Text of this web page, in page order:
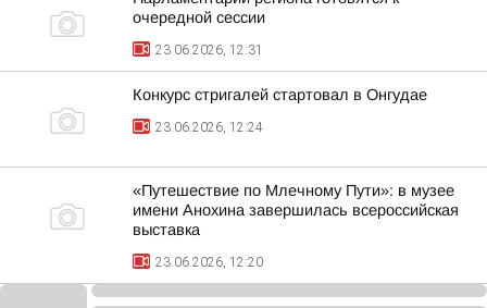
очередной сессии
23.06.2026, 12:31
Конкурс стригалей стартовал в Онгудае
23.06.2026, 12:24
«Путешествие по Млечному Пути»: в музее
имени Анохина завершилась всероссийская
выставка
23.06.2026, 12:20